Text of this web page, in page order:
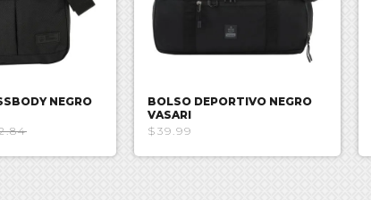
NEGRO
BOLSO DEPORTIVO NEGRO
VASARI
$39.99